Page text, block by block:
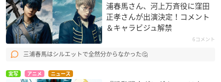
浦春馬さん、河上万斉役に窪田
正孝さんが出演決定！コメント
＆キャラビジュ解禁
6コメント
三浦春馬はシルエットで全然分からなかった🤔
実写 アニメ ニュース